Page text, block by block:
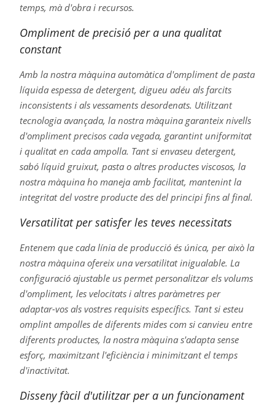
temps, mà d'obra i recursos.
Ompliment de precisió per a una qualitat
constant
Amb la nostra màquina automàtica d'ompliment de pasta
líquida espessa de detergent, digueu adéu als farcits
inconsistents i als vessaments desordenats. Utilitzant
tecnologia avançada, la nostra màquina garanteix nivells
d'ompliment precisos cada vegada, garantint uniformitat
i qualitat en cada ampolla. Tant si envaseu detergent,
sabó líquid gruixut, pasta o altres productes viscosos, la
nostra màquina ho maneja amb facilitat, mantenint la
integritat del vostre producte des del principi fins al final.
Versatilitat per satisfer les teves necessitats
Entenem que cada línia de producció és única, per això la
nostra màquina ofereix una versatilitat inigualable. La
configuració ajustable us permet personalitzar els volums
d'ompliment, les velocitats i altres paràmetres per
adaptar-vos als vostres requisits específics. Tant si esteu
omplint ampolles de diferents mides com si canvieu entre
diferents productes, la nostra màquina s'adapta sense
esforç, maximitzant l'eficiència i minimitzant el temps
d'inactivitat.
Disseny fàcil d'utilitzar per a un funcionament